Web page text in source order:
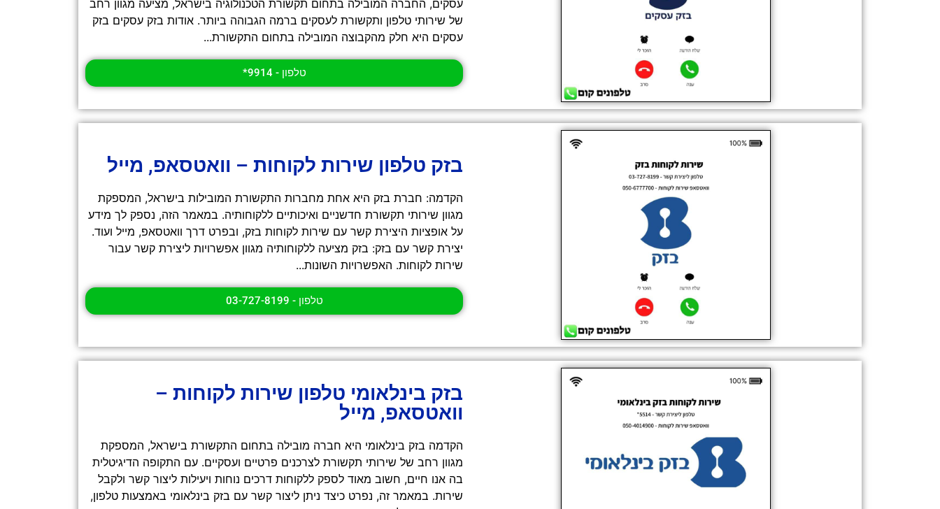
עסקים, החברה המובילה בתחום תקשורת הטכנולוגיה בישראל, מציעה מגוון רחב
של שירותי טלפון ותקשורת לעסקים ברמה הגבוהה ביותר. אודות בזק עסקים בזק
עסקים היא חלק מהקבוצה המובילה בתחום התקשורת...
טלפון - 9914*
בזק טלפון שירות לקוחות – וואטסאפ, מייל
הקדמה: חברת בזק היא אחת מחברות התקשורת המובילות בישראל, המספקת
מגוון שירותי תקשורת חדשניים ואיכותיים ללקוחותיה. במאמר הזה, נספק לך מידע
על אופציות היצירת קשר עם שירות לקוחות בזק, ובפרט דרך וואטסאפ, מייל ועוד.
יצירת קשר עם בזק: בזק מציעה ללקוחותיה מגוון אפשרויות ליצירת קשר עבור
שירות לקוחות. האפשרויות השונות...
טלפון - 03-727-8199
בזק בינלאומי טלפון שירות לקוחות –
וואטסאפ, מייל
הקדמה בזק בינלאומי היא חברה מובילה בתחום התקשורת בישראל, המספקת
מגוון רחב של שירותי תקשורת לצרכנים פרטיים ועסקיים. עם התקופה הדיגיטלית
בה אנו חיים, חשוב מאוד לספק ללקוחות דרכים נוחות ויעילות ליצור קשר ולקבל
שירות. במאמר זה, נפרט כיצד ניתן ליצור קשר עם בזק בינלאומי באמצעות טלפון,